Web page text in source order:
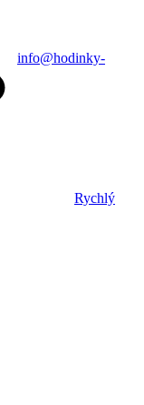
info@hodinky-
Rychlý